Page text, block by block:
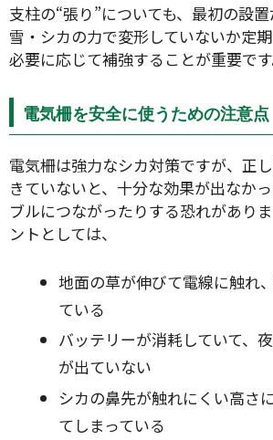
支柱の“張り”についても、最初の設
雪・シカの力で変形していないか定期
必要に応じて補強することが重要です
電気柵を安全に使うための注意点
電気柵は強力なシカ対策ですが、正
きていないと、十分な効果が出なか
ブルにつながったりする恐れがあり
ントとしては、
地面の草が伸びて電線に触れ
ている
バッテリーが消耗していて、
が出ていない
シカの鼻先が触れにくい高さ
てしまっている